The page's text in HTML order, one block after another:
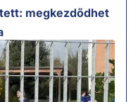
megkezdődhet